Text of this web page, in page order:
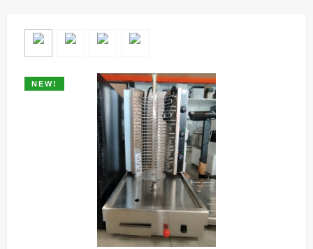
NEW!